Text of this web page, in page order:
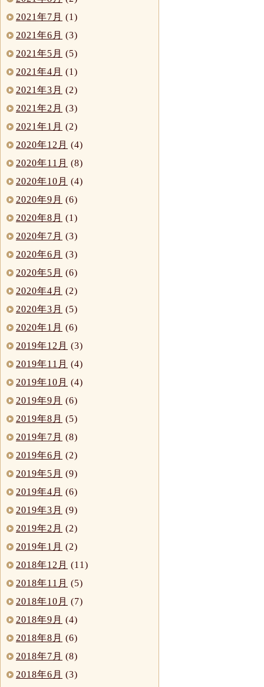
2021年7月 (1)
2021年6月 (3)
2021年5月 (5)
2021年4月 (1)
2021年3月 (2)
2021年2月 (3)
2021年1月 (2)
2020年12月 (4)
2020年11月 (8)
2020年10月 (4)
2020年9月 (6)
2020年8月 (1)
2020年7月 (3)
2020年6月 (3)
2020年5月 (6)
2020年4月 (2)
2020年3月 (5)
2020年1月 (6)
2019年12月 (3)
2019年11月 (4)
2019年10月 (4)
2019年9月 (6)
2019年8月 (5)
2019年7月 (8)
2019年6月 (2)
2019年5月 (9)
2019年4月 (6)
2019年3月 (9)
2019年2月 (2)
2019年1月 (2)
2018年12月 (11)
2018年11月 (5)
2018年10月 (7)
2018年9月 (4)
2018年8月 (6)
2018年7月 (8)
2018年6月 (3)